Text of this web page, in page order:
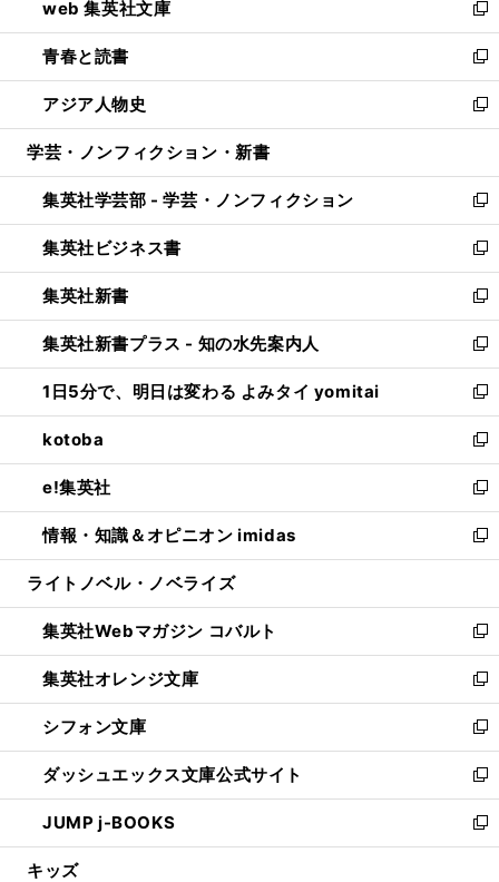
ド
ウ
で
開
く
ィ
ン
ド
ウ
で
開
い
ウ
ィ
ン
ド
ウ
開
く
web 集英社文庫
新
し
い
ウ
ィ
ン
ウ
で
開
く
青春と読書
新
し
い
ウ
ン
ド
ウ
で
開
く
アジア人物史
新
し
ウ
ィ
ン
ド
ウ
で
開
く
学芸・ノンフィクション・新書
集英社学芸部 - 学芸・ノンフィクション
新
し
い
ウ
ィ
ン
ド
ウ
で
開
く
集英社ビジネス書
新
し
い
ウ
ィ
ン
ド
ウ
で
開
く
集英社新書
新
し
い
ウ
ィ
ン
ド
ウ
で
開
く
集英社新書プラス - 知の水先案内人
新
し
い
ウ
ィ
ン
ド
ウ
で
開
1日5分で、明日は変わる よみタイ yomitai
新
し
い
ウ
ィ
ン
ド
ウ
開
く
kotoba
新
し
い
ウ
ィ
ン
ウ
で
開
く
e!集英社
新
し
い
ウ
ン
ド
ウ
で
開
く
情報・知識＆オピニオン imidas
新
し
ウ
ィ
ン
ド
ウ
で
開
く
ライトノベル・ノベライズ
集英社Webマガジン コバルト
新
し
い
ウ
ィ
ン
ド
ウ
で
開
集英社オレンジ文庫
新
し
い
ウ
ィ
ン
ド
ウ
シフォン文庫
新
し
い
ウ
ィ
ン
ダッシュエックス文庫公式サイト
新
し
い
ウ
JUMP j-BOOKS
新
し
キッズ